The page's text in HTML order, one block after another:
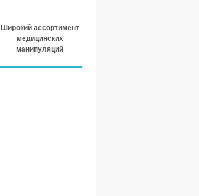
Широкий ассортимент
медицинских
манипуляций